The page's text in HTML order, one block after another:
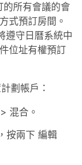
所有會議的會
式預訂房間。
遵守日曆系統中
位址有權預訂
劃帳戶：
> 混合 。
按兩下 編輯